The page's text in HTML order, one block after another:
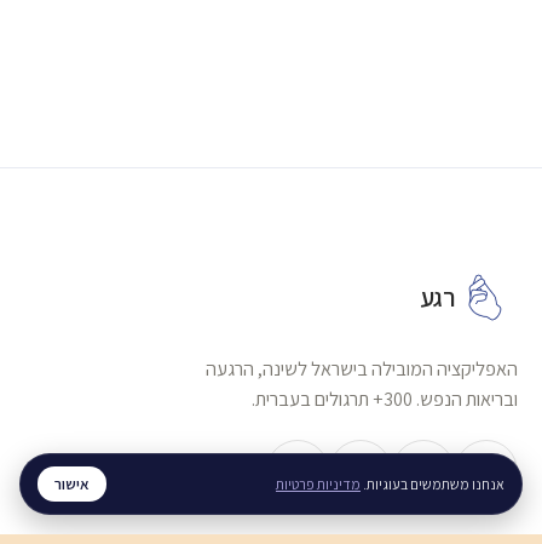
רגע
האפליקציה המובילה בישראל לשינה, הרגעה
ובריאות הנפש. 300+ תרגולים בעברית.
אנחנו משתמשים בעוגיות. מדיניות פרטיות אישור